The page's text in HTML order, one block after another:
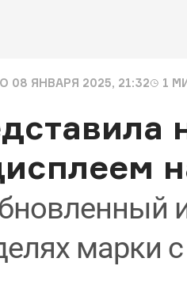
08 ЯНВАРЯ 2025, 21:32 1
марки